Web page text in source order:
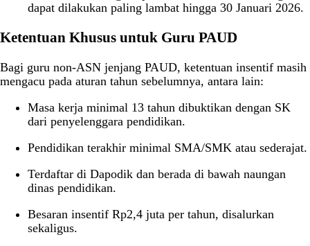
dapat dilakukan paling lambat hingga 30 Januari 2026.
Ketentuan Khusus untuk Guru PAUD
Bagi guru non-ASN jenjang PAUD, ketentuan insentif masih
mengacu pada aturan tahun sebelumnya, antara lain:
Masa kerja minimal 13 tahun dibuktikan dengan SK
dari penyelenggara pendidikan.
Pendidikan terakhir minimal SMA/SMK atau sederajat.
Terdaftar di Dapodik dan berada di bawah naungan
dinas pendidikan.
Besaran insentif Rp2,4 juta per tahun, disalurkan
sekaligus.